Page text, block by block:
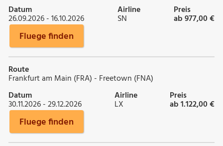
Datum
26.09.2026 - 16.10.2026
Airline
SN
Preis
ab 977,00 €
Fluege finden
Route
Frankfurt am Main (FRA) - Freetown (FNA)
Datum
30.11.2026 - 29.12.2026
Airline
LX
Preis
ab 1.122,00 €
Fluege finden